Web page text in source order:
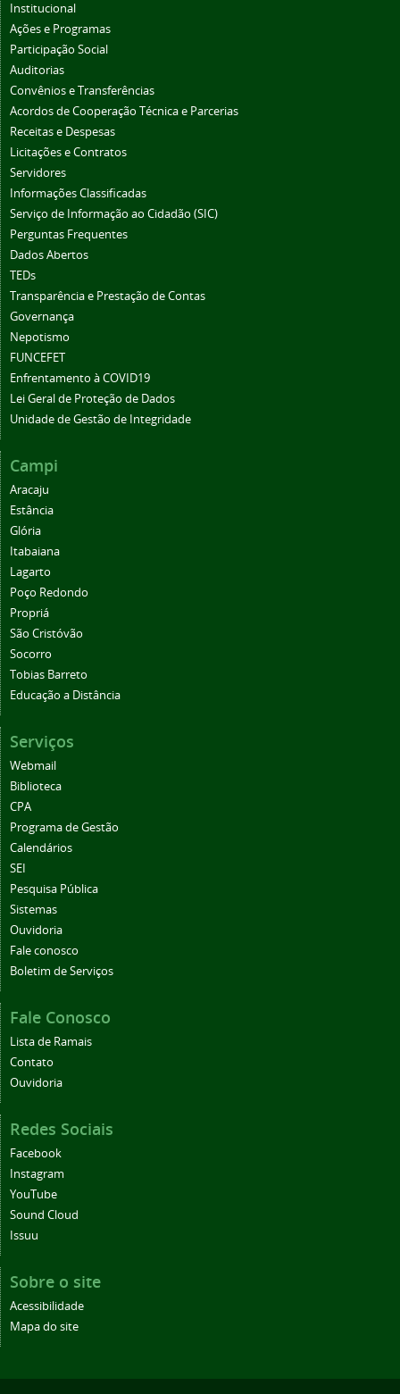
Institucional
Ações e Programas
Participação Social
Auditorias
Convênios e Transferências
Acordos de Cooperação Técnica e Parcerias
Receitas e Despesas
Licitações e Contratos
Servidores
Informações Classificadas
Serviço de Informação ao Cidadão (SIC)
Perguntas Frequentes
Dados Abertos
TEDs
Transparência e Prestação de Contas
Governança
Nepotismo
FUNCEFET
Enfrentamento à COVID19
Lei Geral de Proteção de Dados
Unidade de Gestão de Integridade
Campi
Aracaju
Estância
Glória
Itabaiana
Lagarto
Poço Redondo
Propriá
São Cristóvão
Socorro
Tobias Barreto
Educação a Distância
Serviços
Webmail
Biblioteca
CPA
Programa de Gestão
Calendários
SEI
Pesquisa Pública
Sistemas
Ouvidoria
Fale conosco
Boletim de Serviços
Fale Conosco
Lista de Ramais
Contato
Ouvidoria
Redes Sociais
Facebook
Instagram
YouTube
Sound Cloud
Issuu
Sobre o site
Acessibilidade
Mapa do site